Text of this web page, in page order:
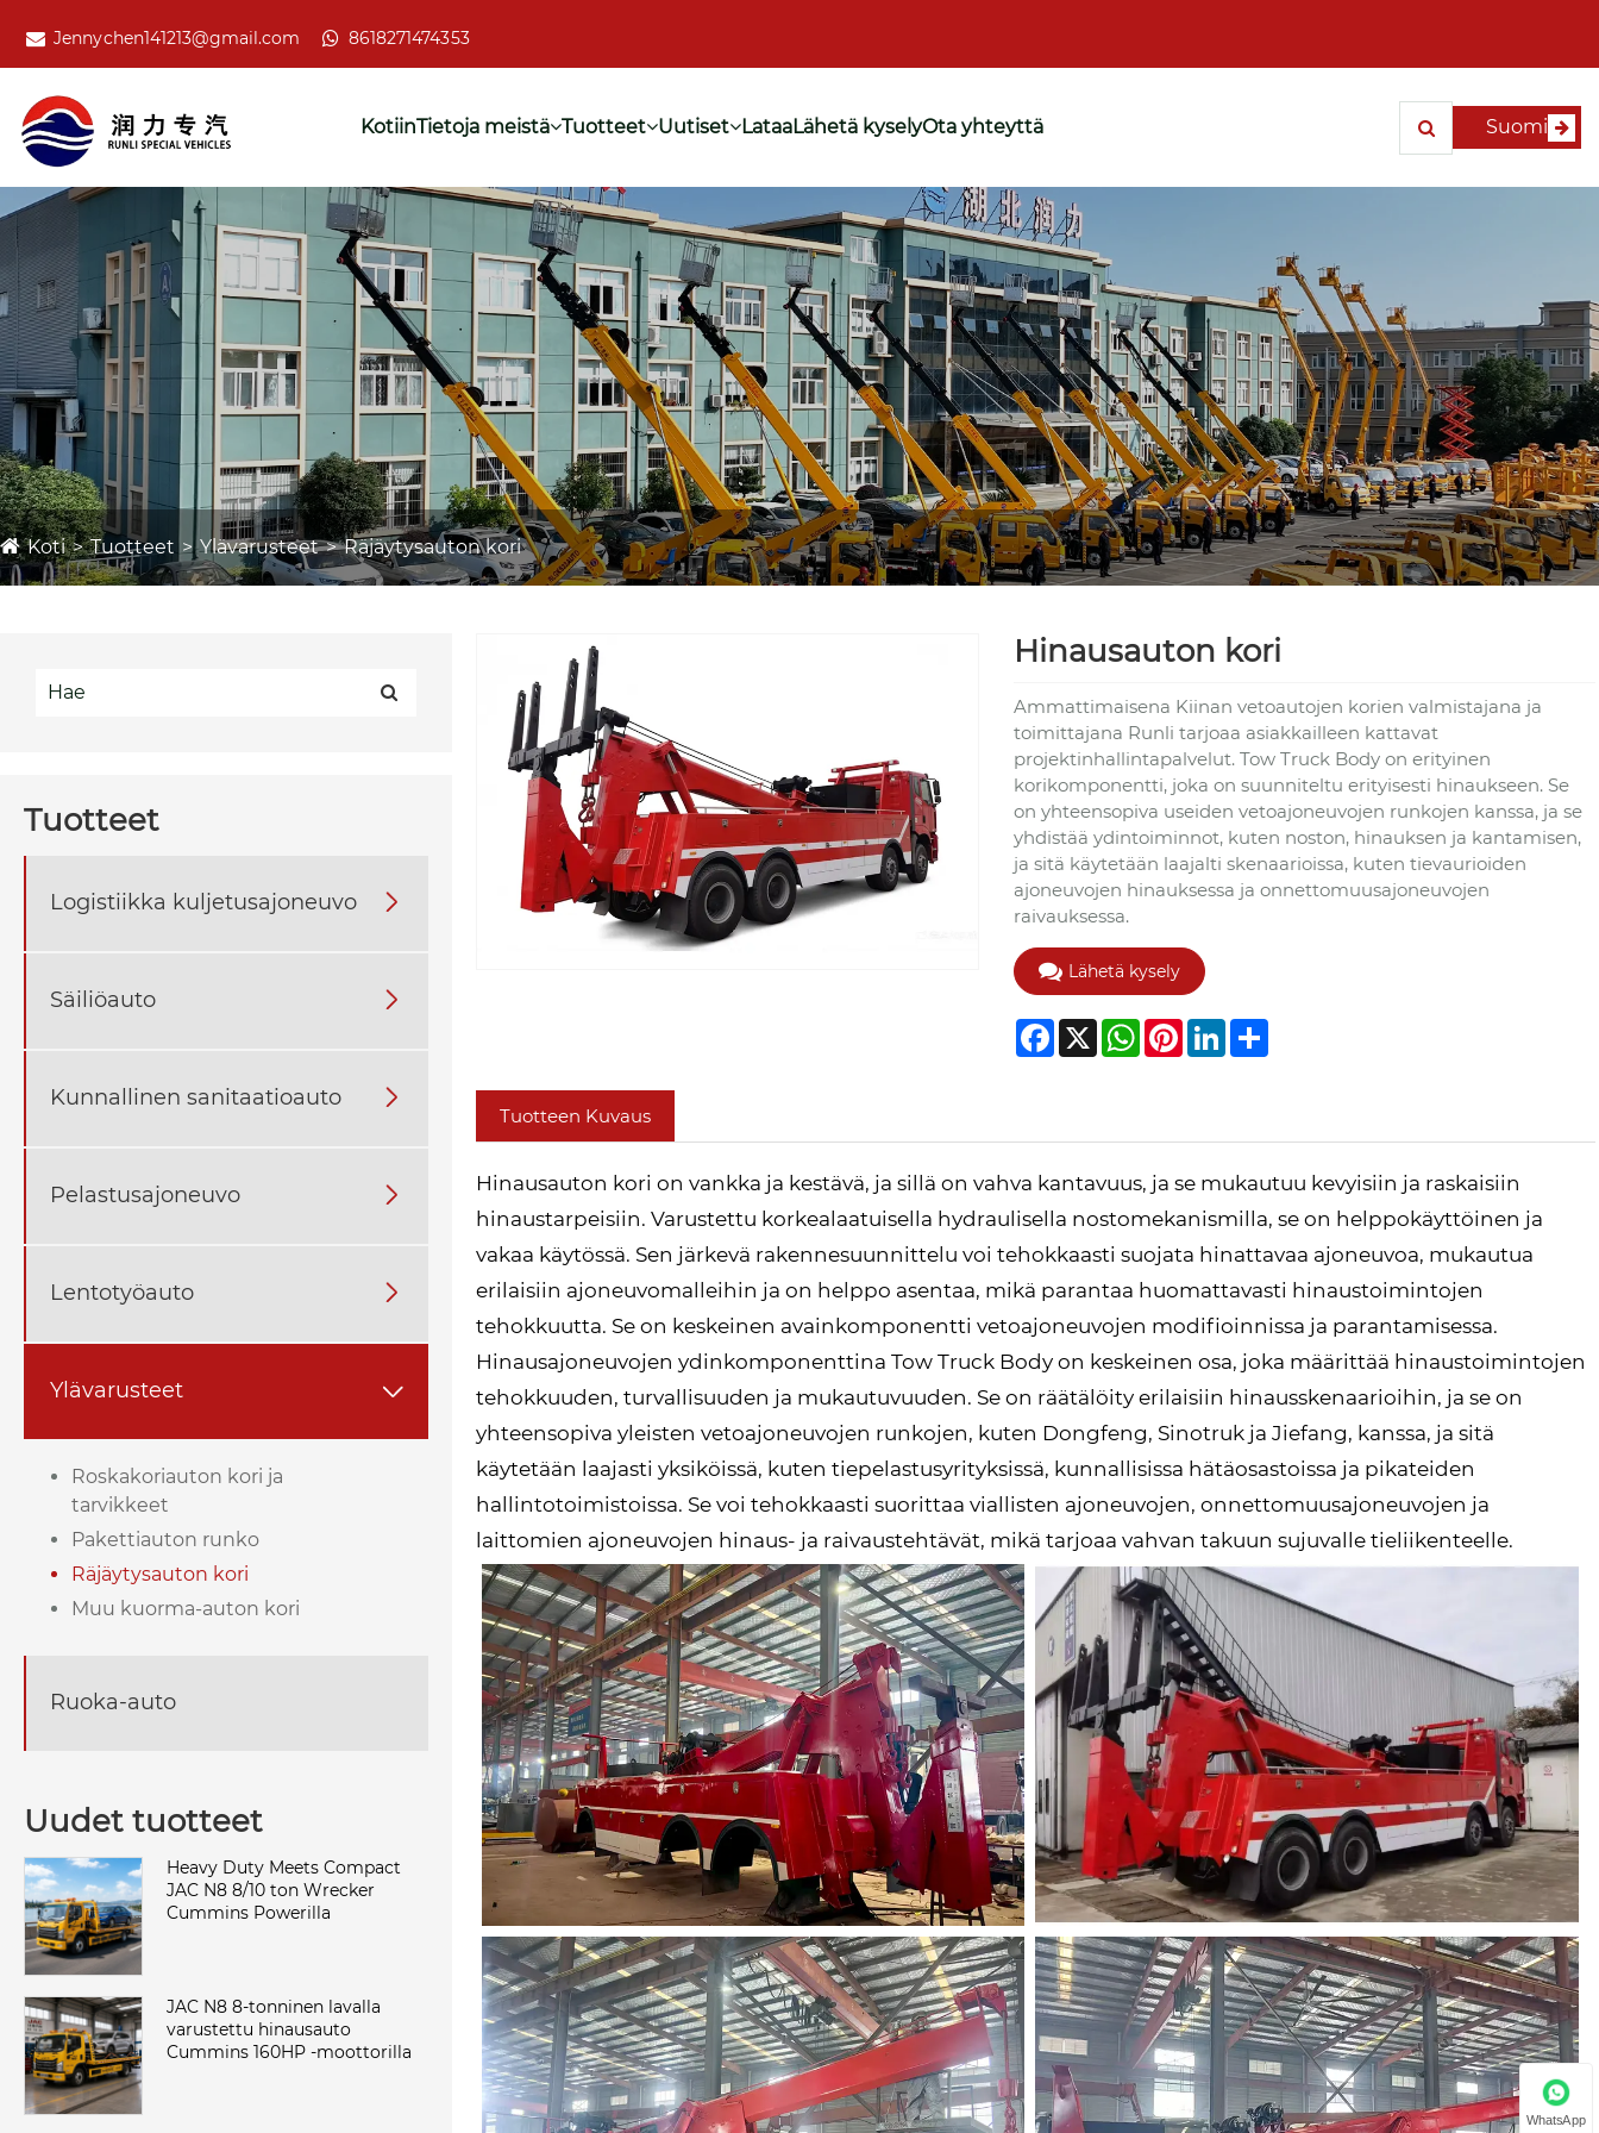
Jennychen141213@gmail.com 8618271474353
KotiinTietoja meistä Tuotteet Uutiset LataaLähetä kyselyOta yhteyttä Suomi
Koti Tuotteet Ylävarusteet Räjäytysauton kori
Tuotteet
Logistiikka kuljetusajoneuvo 
Säiliöauto 
Kunnallinen sanitaatioauto 
Pelastusajoneuvo 
Lentotyöauto 
Ylävarusteet 
Roskakoriauton kori ja
tarvikkeet
Pakettiauton runko
Räjäytysauton kori
Muu kuorma-auton kori
Ruoka-auto
Uudet tuotteet
Heavy Duty Meets Compact
JAC N8 8/10 ton Wrecker
Cummins Powerilla
JAC N8 8-tonninen lavalla
varustettu hinausauto
Cummins 160HP -moottorilla
Hinausauton kori
Ammattimaisena Kiinan vetoautojen korien valmistajana ja
toimittajana Runli tarjoaa asiakkailleen kattavat
projektinhallintapalvelut. Tow Truck Body on erityinen
korikomponentti, joka on suunniteltu erityisesti hinaukseen. Se
on yhteensopiva useiden vetoajoneuvojen runkojen kanssa, ja se
yhdistää ydintoiminnot, kuten noston, hinauksen ja kantamisen,
ja sitä käytetään laajalti skenaarioissa, kuten tievaurioiden
ajoneuvojen hinauksessa ja onnettomuusajoneuvojen
raivauksessa.
Lähetä kysely
Facebook
X WhatsApp
PinterestLinkedIn
Share
Tuotteen Kuvaus
Hinausauton kori on vankka ja kestävä, ja sillä on vahva kantavuus, ja se mukautuu kevyisiin ja raskaisiin
hinaustarpeisiin. Varustettu korkealaatuisella hydraulisella nostomekanismilla, se on helppokäyttöinen ja
vakaa käytössä. Sen järkevä rakennesuunnittelu voi tehokkaasti suojata hinattavaa ajoneuvoa, mukautua
erilaisiin ajoneuvomalleihin ja on helppo asentaa, mikä parantaa huomattavasti hinaustoimintojen
tehokkuutta. Se on keskeinen avainkomponentti vetoajoneuvojen modifioinnissa ja parantamisessa.
Hinausajoneuvojen ydinkomponenttina Tow Truck Body on keskeinen osa, joka määrittää hinaustoimintojen
tehokkuuden, turvallisuuden ja mukautuvuuden. Se on räätälöity erilaisiin hinausskenaarioihin, ja se on
yhteensopiva yleisten vetoajoneuvojen runkojen, kuten Dongfeng, Sinotruk ja Jiefang, kanssa, ja sitä
käytetään laajasti yksiköissä, kuten tiepelastusyrityksissä, kunnallisissa hätäosastoissa ja pikateiden
hallintotoimistoissa. Se voi tehokkaasti suorittaa viallisten ajoneuvojen, onnettomuusajoneuvojen ja
laittomien ajoneuvojen hinaus- ja raivaustehtävät, mikä tarjoaa vahvan takuun sujuvalle tieliikenteelle.
WhatsApp